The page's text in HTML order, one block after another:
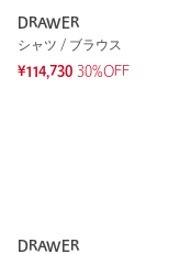
DRAWER
シャツ / ブラウス
¥114,730 30%OFF
DRAWER